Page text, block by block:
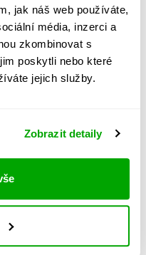
jak náš web používáte,
média, inzerci a
zkombinovat s
poskytli nebo které
jejich služby.
Zobrazit detaily
v tištěné verzi, na
se můžete těšit
(v závislosti na